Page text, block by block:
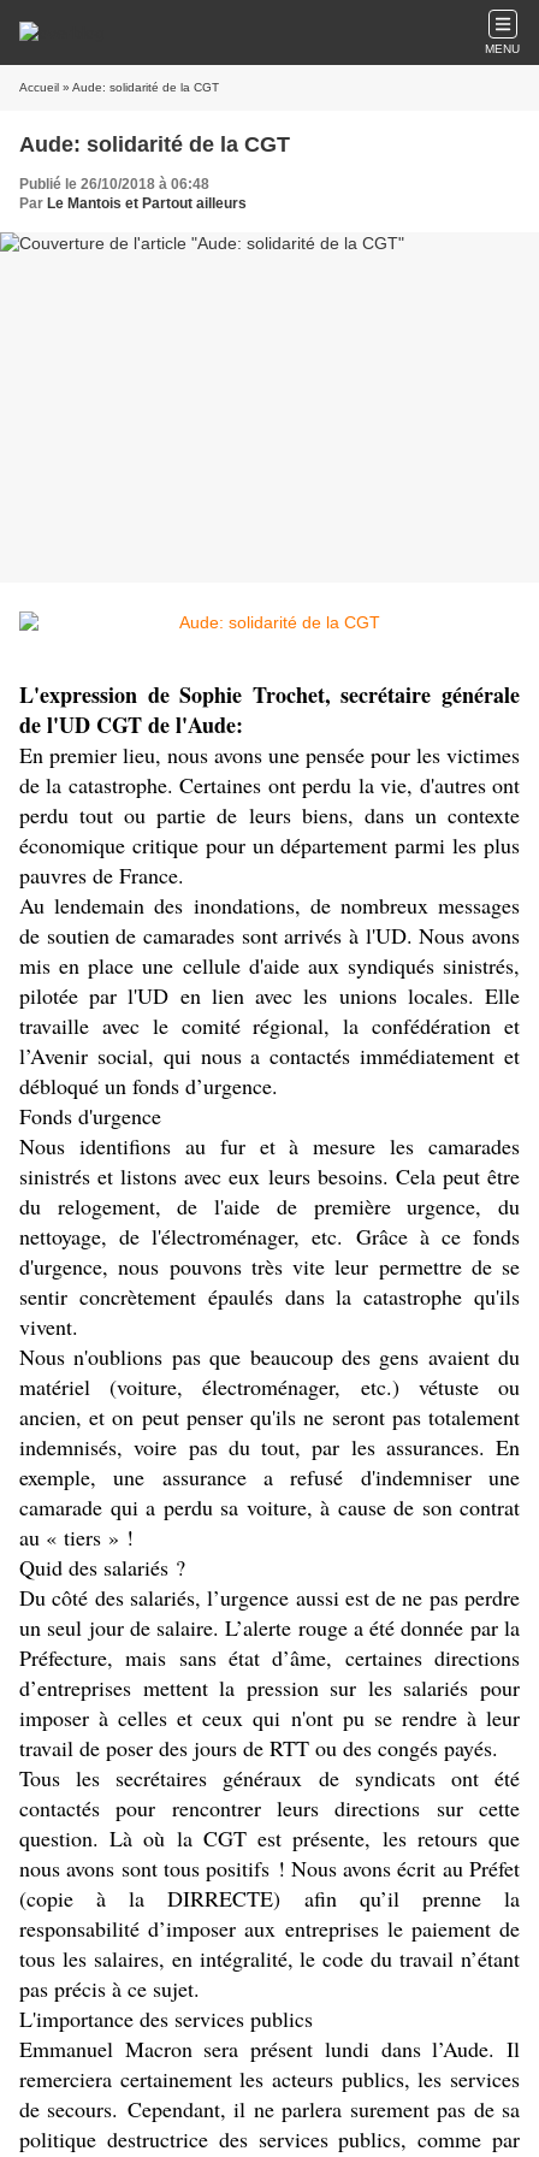
MENU
Accueil » Aude: solidarité de la CGT
Aude: solidarité de la CGT
Publié le 26/10/2018 à 06:48
Par Le Mantois et Partout ailleurs
L'expression de Sophie Trochet, secrétaire générale
de l'UD CGT de l'Aude:
En premier lieu, nous avons une pensée pour les victimes
de la catastrophe. Certaines ont perdu la vie, d'autres ont
perdu tout ou partie de leurs biens, dans un contexte
économique critique pour un département parmi les plus
pauvres de France.
Au lendemain des inondations, de nombreux messages
de soutien de camarades sont arrivés à l'UD. Nous avons
mis en place une cellule d'aide aux syndiqués sinistrés,
pilotée par l'UD en lien avec les unions locales. Elle
travaille avec le comité régional, la confédération et
l’Avenir social, qui nous a contactés immédiatement et
débloqué un fonds d’urgence.
Fonds d'urgence
Nous identifions au fur et à mesure les camarades
sinistrés et listons avec eux leurs besoins. Cela peut être
du relogement, de l'aide de première urgence, du
nettoyage, de l'électroménager, etc. Grâce à ce fonds
d'urgence, nous pouvons très vite leur permettre de se
sentir concrètement épaulés dans la catastrophe qu'ils
vivent.
Nous n'oublions pas que beaucoup des gens avaient du
matériel (voiture, électroménager, etc.) vétuste ou
ancien, et on peut penser qu'ils ne seront pas totalement
indemnisés, voire pas du tout, par les assurances. En
exemple, une assurance a refusé d'indemniser une
camarade qui a perdu sa voiture, à cause de son contrat
au « tiers » !
Quid des salariés ?
Du côté des salariés, l’urgence aussi est de ne pas perdre
un seul jour de salaire. L’alerte rouge a été donnée par la
Préfecture, mais sans état d’âme, certaines directions
d’entreprises mettent la pression sur les salariés pour
imposer à celles et ceux qui n'ont pu se rendre à leur
travail de poser des jours de RTT ou des congés payés.
Tous les secrétaires généraux de syndicats ont été
contactés pour rencontrer leurs directions sur cette
question. Là où la CGT est présente, les retours que
nous avons sont tous positifs ! Nous avons écrit au Préfet
(copie à la DIRRECTE) afin qu’il prenne la
responsabilité d’imposer aux entreprises le paiement de
tous les salaires, en intégralité, le code du travail n’étant
pas précis à ce sujet.
L'importance des services publics
Emmanuel Macron sera présent lundi dans l’Aude. Il
remerciera certainement les acteurs publics, les services
de secours. Cependant, il ne parlera surement pas de sa
politique destructrice des services publics, comme par